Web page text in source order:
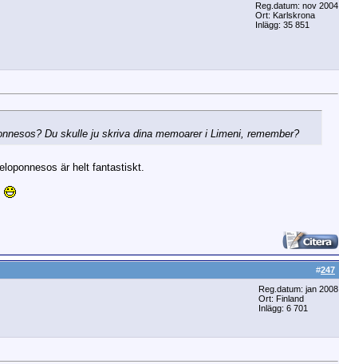
Reg.datum: nov 2004
Ort: Karlskrona
Inlägg: 35 851
Du skulle ju skriva dina memoarer i Limeni, remember?
är helt fantastiskt.
#247
Reg.datum: jan 2008
Ort: Finland
Inlägg: 6 701